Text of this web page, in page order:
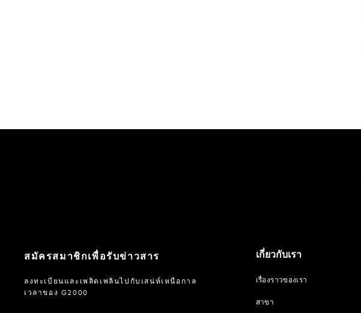
สมัครสมาชิกเพื่อรับข่าวสาร
ลงทะเบียนและเพลิดเพลินไปกับเสน่ห์เหนือกาล
เวลาของ G2000
เกี่ยวกับเรา
เรื่องราวของเรา
สาขา